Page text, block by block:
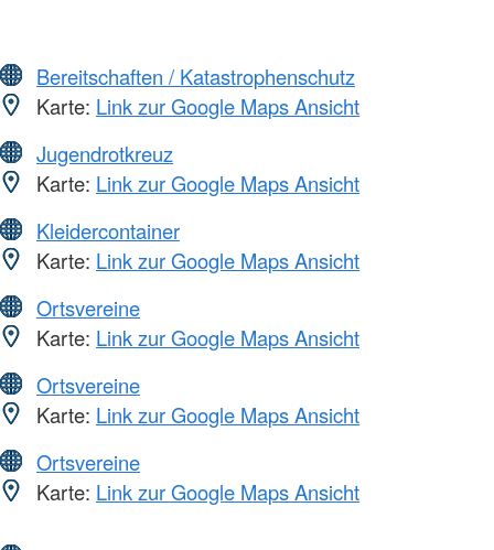
Bereitschaften / Katastrophenschutz
Karte: Link zur Google Maps Ansicht
Jugendrotkreuz
Karte: Link zur Google Maps Ansicht
Kleidercontainer
Karte: Link zur Google Maps Ansicht
Ortsvereine
Karte: Link zur Google Maps Ansicht
Ortsvereine
Karte: Link zur Google Maps Ansicht
Ortsvereine
Karte: Link zur Google Maps Ansicht